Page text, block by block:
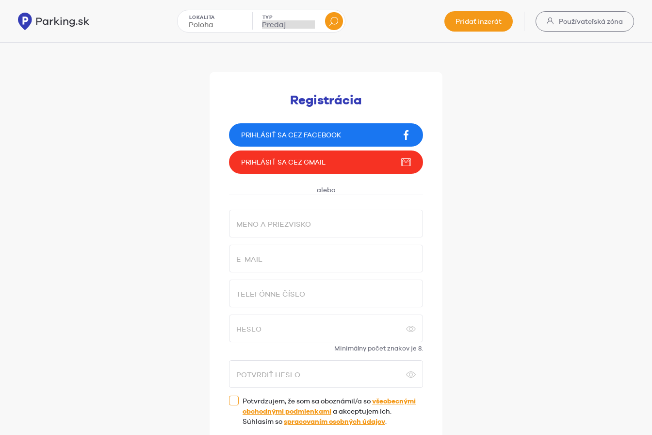
LOKALITA TYP
Pridať inzerát Používateľská zóna
Registrácia
PRIHLÁSIŤ SA CEZ FACEBOOK
PRIHLÁSIŤ SA CEZ GMAIL
MENO A PRIEZVISKO
E-MAIL
TELEFÓNNE ČÍSLO
HESLO
Minimálny počet znakov je 8.
POTVRDIŤ HESLO
Potvrdzujem, že som sa oboznámil/a sovšeobecnými
obchodnými podmienkamia akceptujem ich.
Súhlasím sospracovaním osobných údajov